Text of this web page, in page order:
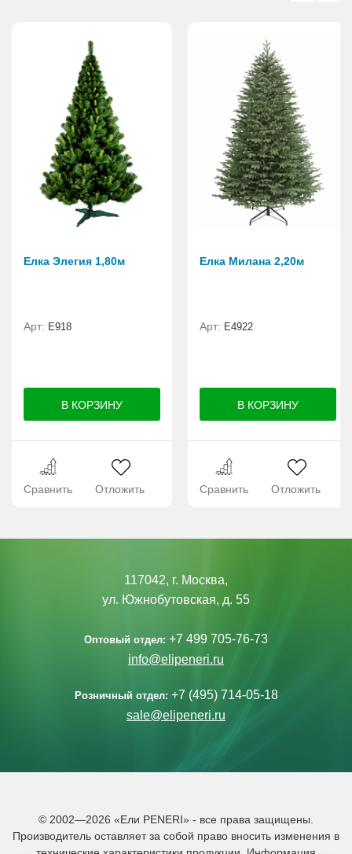
Елка Элегия 1,80м
Арт: E918
Сравнить Отложить
Елка Милана 2,20м
Арт: Е4922
Сравнить Отложить
117042, г. Москва,
ул. Южнобутовская, д. 55
Оптовый отдел: +7 499 705-76-73
info@elipeneri.ru
Розничный отдел: +7 (495) 714-05-18
sale@elipeneri.ru
© 2002—2026 «Ели PENERI» - все права защищены.
Производитель оставляет за собой право вносить изменения в